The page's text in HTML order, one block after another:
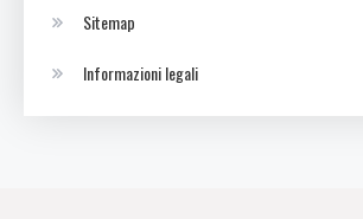
Sitemap
Informazioni legali